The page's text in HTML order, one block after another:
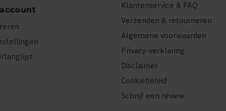
Klantenservice & FAQ
Verzenden & retourneren
Algemene voorwaarden
Privacy-verklaring
Disclaimer
Cookiebeleid
Schrijf een review